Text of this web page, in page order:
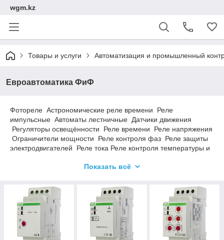
wgm.kz
Товары и услуги Автоматизация и промышленный
Евроавтоматика ФиФ
Фотореле Астрономические реле времени Реле
импульсные Автоматы лестничные Датчики движения
Регуляторы освещённости Реле времени Реле напряжения
Ограничители мощности Реле контроля фаз Реле защиты
электродвигателей Реле тока Реле контроля температуры и
Переключатели фаз Реле контроля уровня Реле
Указатели, измерители Блоки питания, защиты и фильтры
Показать всё